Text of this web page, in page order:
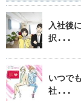
入社後
択...
いつで
社...